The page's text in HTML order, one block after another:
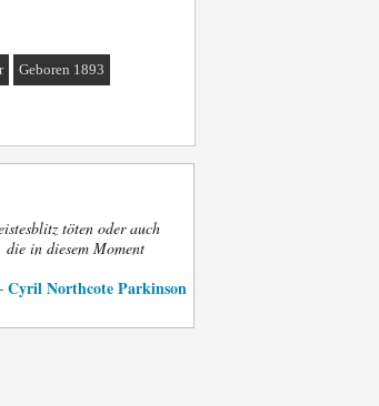
Geboren 1893
töten oder auch
in diesem Moment
Cyril Northcote Parkinson